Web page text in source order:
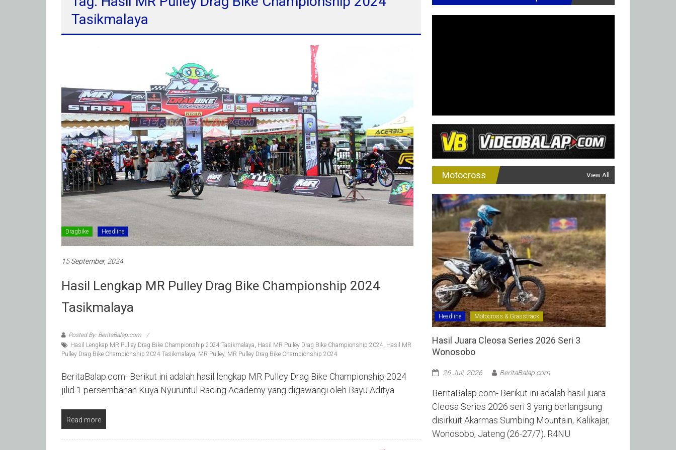
Tasikmalaya
Dragbike Headline
15 September, 2024
Hasil Lengkap MR Pulley Drag Bike Championship 2024
Tasikmalaya
Posted By: BeritaBalap.com
Hasil Lengkap MR Pulley Drag Bike Championship 2024 Tasikmalaya, Hasil MR Pulley Drag Bike Championship 2024, Hasil MR
Pulley Drag Bike Championship 2024 Tasikmalaya, MR Pulley, MR Pulley Drag Bike Championship 2024
BeritaBalap.com- Berikut ini adalah hasil lengkap MR Pulley Drag Bike Championship 2024
jilid 1 persembahan Kuya Nyuruntul Racing Academy yang digawangi oleh Bayu Aditya
Read more
Motocross View All
Headline Motocross & Grasstrack
Hasil Juara Cleosa Series 2026 Seri 3
Wonosobo ‎
26 Juli, 2026 BeritaBalap.com
BeritaBalap.com- Berikut ini adalah hasil juara
Cleosa Series 2026 seri 3 yang berlangsung
disirkuit Akarmas Sumbing Mountain, Kalikajar,
Wonosobo, Jateng (26-27/7). R4NU